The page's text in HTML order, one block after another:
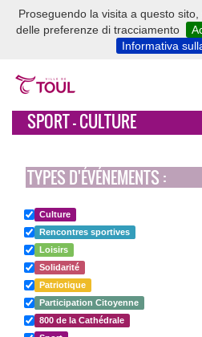
Proseguendo la visita a questo sito,
delle preferenze di tracciamento
Informativa
SPORT - CULTURE
TYPES D'ÉVÉNEMENTS :
Culture
Rencontres sportives
Loisirs
Solidarité
Patriotique
Participation Citoyenne
800 de la Cathédrale